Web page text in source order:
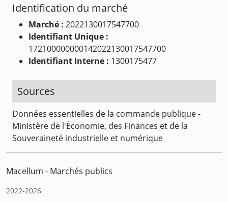
Identification du marché
Marché : 2022130017547700
Identifiant Unique :
172100000000142022130017547700
Identifiant Interne : 1300175477
Sources
Données essentielles de la commande publique -
Ministère de l'Économie, des Finances et de la
Souveraineté industrielle et numérique
Macellum - Marchés publics
2022-2026